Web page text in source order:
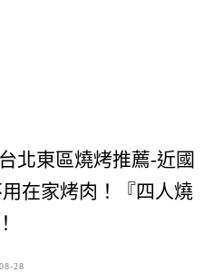
北東區燒烤推薦-近國
在家烤肉！『四人燒
28